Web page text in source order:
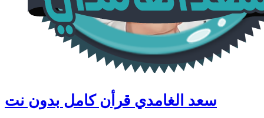
سعد الغامدي قرأن كامل بدون نت